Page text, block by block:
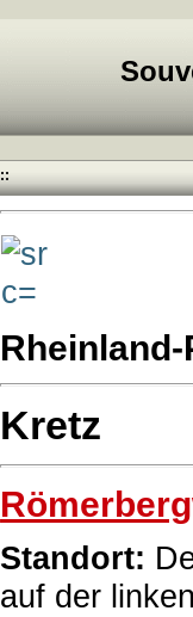
::
Rheinland-
Kretz
Standort:
auf der